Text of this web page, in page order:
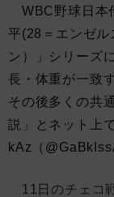
WBC野球日本
平(28＝エンゼル
ン）」シリーズ
長・体重が一致
その後多くの共
説」とネット上
kAz（
11日のチェコ